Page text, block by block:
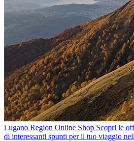
Lugano Region Online Shop Scopri le
di interessanti spunti per il tuo viaggio